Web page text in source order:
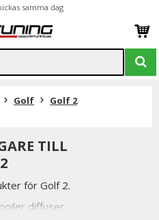
samma dag
Golf
Golf 2
TILL
för Golf 2.
diffuser.